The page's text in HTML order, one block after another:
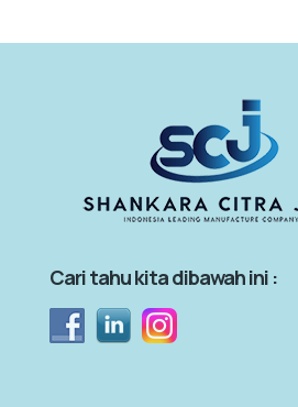
Cari tahu kita dibawah ini :